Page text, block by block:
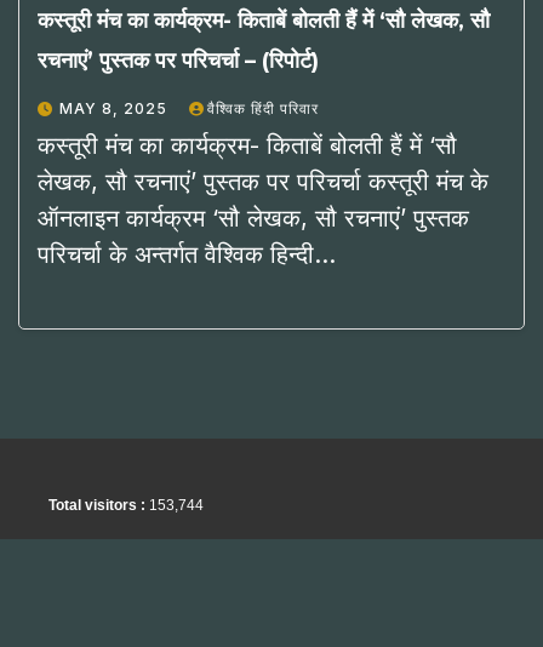
कस्तूरी मंच का कार्यक्रम- किताबें बोलती हैं में ‘सौ लेखक, सौ
रचनाएं’ पुस्तक पर परिचर्चा – (रिपोर्ट)
MAY 8, 2025 वैश्विक हिंदी परिवार
कस्तूरी मंच का कार्यक्रम- किताबें बोलती हैं में ‘सौ
लेखक, सौ रचनाएं’ पुस्तक पर परिचर्चा कस्तूरी मंच के
ऑनलाइन कार्यक्रम ‘सौ लेखक, सौ रचनाएं’ पुस्तक
परिचर्चा के अन्तर्गत वैश्विक हिन्दी…
Total visitors : 153,744